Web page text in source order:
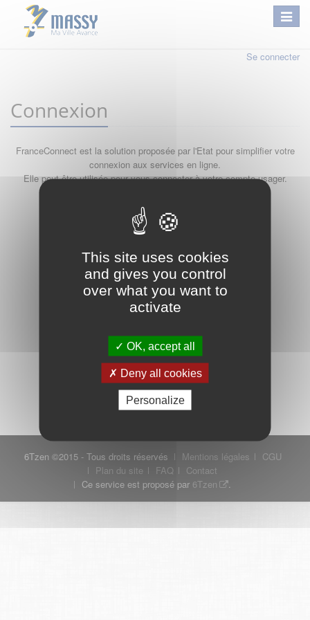
Se connecter
Connexion
FranceConnect est la solution proposée par l'Etat pour simplifier votre
connexion aux services en ligne.
Elle peut être utilisée pour vous connecter à votre compte usager.
Qu'est-ce que FranceConnect ?
Mot de passe oublié ? Je crée mon compte
Connexion
6Tzen ©2015 - Tous droits réservés Mentions légales
CGU
Plan du site
FAQ
Contact
Ce service est proposé par 6Tzen .
This site uses cookies
and gives you control
over what you want to
activate
OK, accept all
Deny all cookies
Personalize